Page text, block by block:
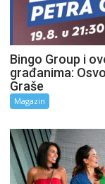
Bingo Group i
građanima:
Graše
Magazin